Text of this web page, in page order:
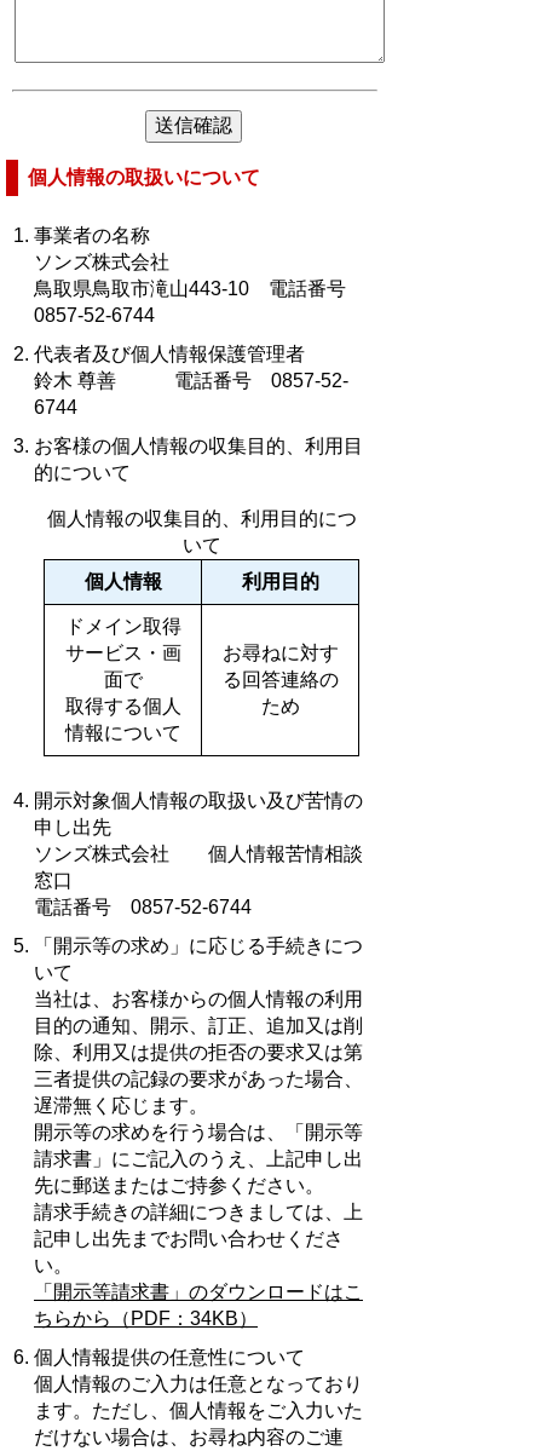
個人情報の取扱いについて
事業者の名称
ソンズ株式会社
鳥取県鳥取市滝山443-10 電話番号
0857-52-6744
代表者及び個人情報保護管理者
鈴木 尊善 電話番号 0857-52-
6744
お客様の個人情報の収集目的、利用目
的について
個人情報の収集目的、利用目的につ
いて
個人情報
利用目的
ドメイン取得
サービス・ 画
面で
取得する個人
情報について
お尋ねに対す
る回答連絡の
ため
開示対象個人情報の取扱い及び苦情の
申し出先
ソンズ株式会社 個人情報苦情相談
窓口
電話番号 0857-52-6744
「開示等の求め」に応じる手続きにつ
いて
当社は、お客様からの個人情報の利用
目的の通知、開示、訂正、追加又は削
除、利用又は提供の拒否の要求又は第
三者提供の記録の要求があった場合、
遅滞無く応じます。
開示等の求めを行う場合は、「開示等
請求書」にご記入のうえ、上記申し出
先に郵送またはご持参ください。
請求手続きの詳細につきましては、上
記申し出先までお問い合わせくださ
い。
「開示等請求書」のダウンロードはこ
ちらから（PDF：34KB）
個人情報提供の任意性について
個人情報のご入力は任意となっており
ます。ただし、個人情報をご入力いた
だけない場合は、お尋ね内容のご連